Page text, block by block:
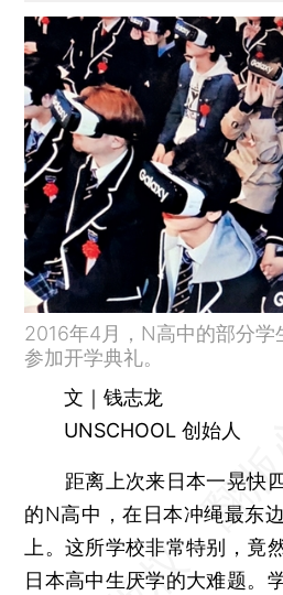
2016年4月，N高中的部分学
参加开学典礼。
文｜钱志龙
UNSCHOOL 创始人
距离上次来日本一晃快四
的N高中，在日本冲绳最东
上。这所学校非常特别，竟
日本高中生厌学的大难题。